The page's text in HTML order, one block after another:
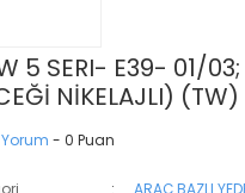
5 SERI- E39- 01/03;
NİKELAJLI)
- 0 Puan
ARAÇ BAZLI